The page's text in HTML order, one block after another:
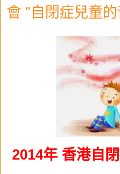
會 "自閉症兒童
2014年 香港自